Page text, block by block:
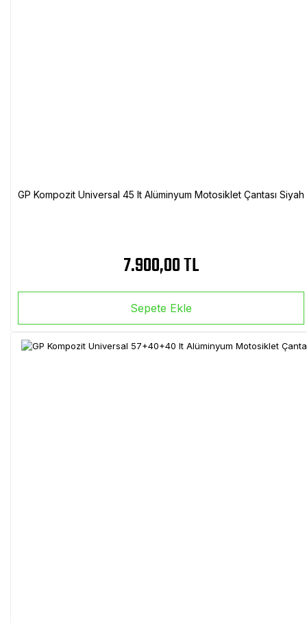
GP Kompozit Universal 45 lt Alüminyum Motosiklet Çantası Siyah
7.900,00 TL
Sepete Ekle